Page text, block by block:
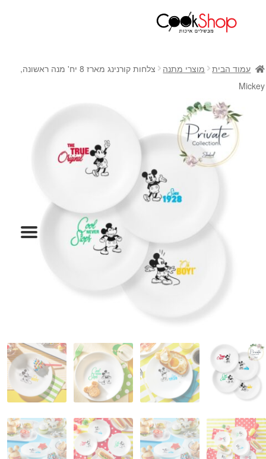
חנות
כלי בישול
מחבתות
כלי הגשה ואירוח
מוצרי חשמל למטבח
גאדג'טס וכלי מטבח
המותגים שלנו
מתנות למטבח
מתכונים שלכם
מאמרים
עגלת קניות
תשלום
עמוד הבית מוצרי מתנה
צלחות קורנינג מארז 8 יח' מנה ראשונה,
Mickey